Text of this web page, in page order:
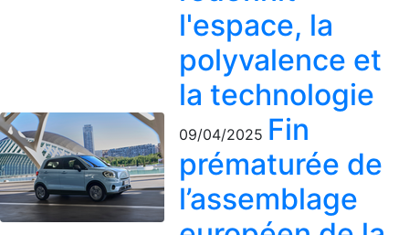
l'espace, la
polyvalence et
la technologie
09/04/2025 Fin
prématurée de
l’assemblage